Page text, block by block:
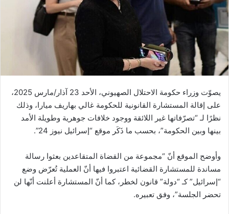
يصوّت وزراء حكومة الاحتلال الصهيوني، الأحد 23 آذار/مارس 2025،
على إقالة المستشارة القانونية للحكومة غالي بهاريف ميارا، وذلك
نظرًا لـ “تصرّفاتها غير اللائقة ووجود خلافات جوهرية وطويلة الأمد
بينها وبين الحكومة”، بحسب ما ذَكَر موقع “إسرائيل نيوز 24”.
وأوضح الموقع أنّ “مجموعة من القضاة المتقاعدين بعثوا رسالة
مساندة للمستشارة القضائية اعتبروا فيها أنّ العملية تُعرّض وضع
“إسرائيل” كـ “دولة” قانون لخطر، كما أنّ المستشارة أعلنت أنّها لن
تحضر الجلسة”، وفق تعبيره.